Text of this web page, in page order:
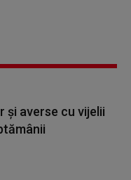
şi averse cu vijelii